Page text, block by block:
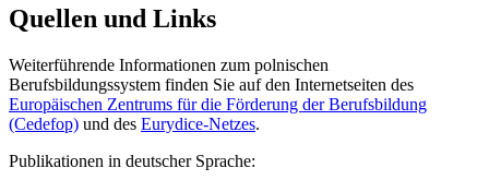
Quellen und Links
Weiterführende Informationen zum polnischen
Berufsbildungssystem finden Sie auf den Internetseiten des
Europäischen Zentrums für die Förderung der Berufsbildung
(Cedefop) und des Eurydice-Netzes.
Publikationen in deutscher Sprache: